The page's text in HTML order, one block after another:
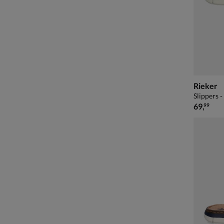
Rieker
Slippers -
€ 69,99
69,99